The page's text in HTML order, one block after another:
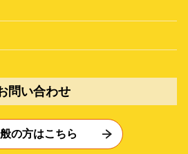
問い合わせ
の方はこちら